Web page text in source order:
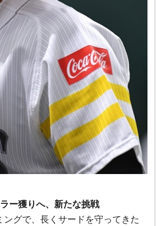
ー獲りへ、新たな挑戦
グで、長くサードを守ってきた